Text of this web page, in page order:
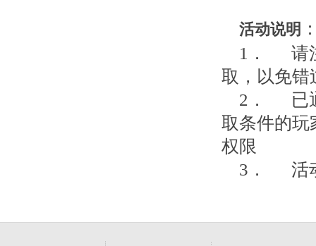
活动说明
1． 请
取，以免错
2． 已通
取条件的玩
权限
3． 活